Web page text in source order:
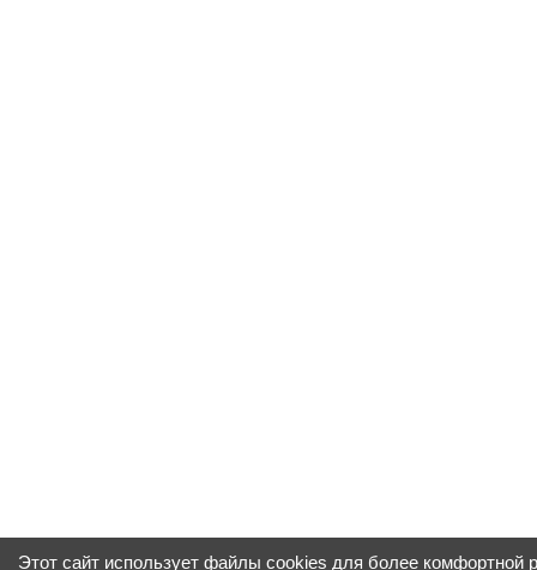
Этот сайт использует файлы cookies для более комфортной